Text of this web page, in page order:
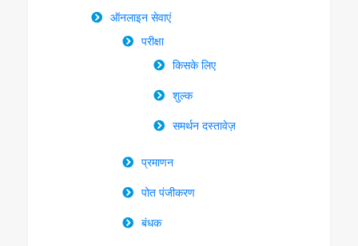
ऑनलाइन सेवाएं
परीक्षा
किसके लिए
शुल्क
समर्थन दस्तावेज़
प्रमाणन
पोत पंजीकरण
बंधक